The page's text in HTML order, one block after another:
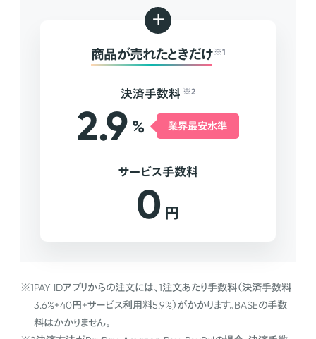
+
商品が売れたときだけ ※1
決済手数料 ※2
2.9 % 業界最安水準
サービス手数料
0 円
※1PAY IDアプリからの注文には、1注文あたり手数料（決済手数料
3.6%+40円+サービス利用料5.9%）がかかります。BASEの手数
料はかかりません。